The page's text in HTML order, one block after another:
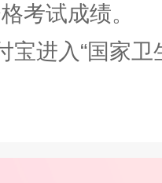
考试成绩。
入“国家卫